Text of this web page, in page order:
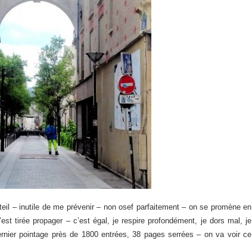
– inutile de me prévenir – non osef parfaitement – on se promène en
tirée propager – c’est égal, je respire profondément, je dors mal, je
pointage près de 1800 entrées, 38 pages serrées – on va voir ce